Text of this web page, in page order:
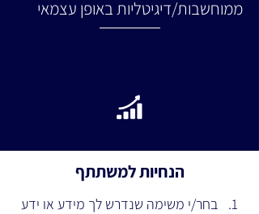
ממוחשבות/דיגיטליות באופן עצמאי
הנחיות למשתתף
בחר/י משימה שנדרש לך מידע או ידע